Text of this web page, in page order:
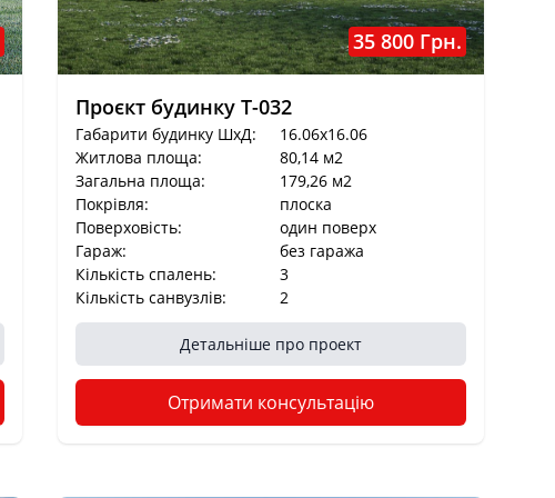
35 800 Грн.
Проєкт будинку T-032
Габарити будинку ШхД:
16.06x16.06
Житлова площа:
80,14 м2
Загальна площа:
179,26 м2
Покрівля:
плоска
Поверховість:
один поверх
Гараж:
без гаража
Кількість спалень:
3
Кількість санвузлів:
2
Детальніше про проект
Отримати консультацію